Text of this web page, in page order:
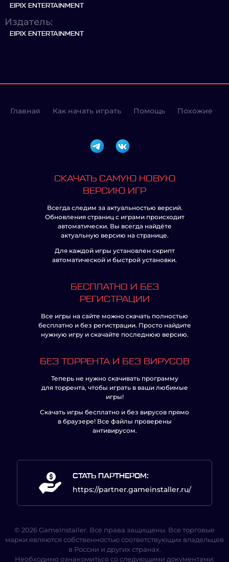
EIPIX ENTERTAINMENT
Издатель:
EIPIX ENTERTAINMENT
Главная Как начать играть Помощь Похожие
СКАЧАТЬ САМУЮ НОВУЮ
ВЕРСИЮ ИГР
Всегда следим за актуальностью версий.
Обновления страниц с играми происходит
автоматически. Вы всегда найдёте
актуальную версию на странице.
Для каждой игры установлен скрипт
автоматической и быстрой установки.
БЕСПЛАТНО И БЕЗ
РЕГИСТРАЦИИ
Все игры на сайте можно скачать полностью
бесплатно и без регистрации. Просто найдите
нужную игру и скачайте последнюю версию.
БЕЗ ТОРРЕНТА И БЕЗ ВИРУСОВ
Теперь не нужно скачивать программу
для торрента, чтобы играть в ваши любимые
игры!
Скачать игры бесплатно и без вирусов прямо
в браузере! Все файлы проверены
антивирусом.
СТАТЬ ПАРТНЕРОМ:
https://partner.gameinstaller.ru/
© 2026 GameInstaller. Все права защищены. Все торговые
марки являются собственностью соответствующих владельцев
в России и других странах.
Необходимо ознакомиться со следующими документами: